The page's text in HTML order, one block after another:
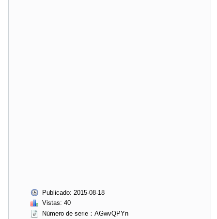
Publicado: 2015-08-18
Vistas: 40
Número de serie：AGwvQPYn